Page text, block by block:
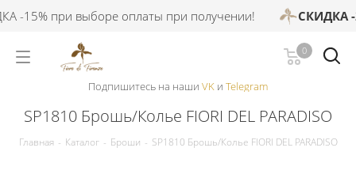
15% при выборе оплаты при получении! СКИДКА -
0
Подпишитесь на наши VK и Telegram
SP1810 Брошь/Колье FIORI DEL PARADISO
Главная - Каталог - Броши - SP1810 Брошь/Колье FIORI DEL PARADISO